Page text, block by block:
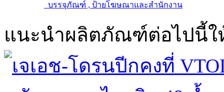
บรรจุภัณฑ์ , ป้ายโฆษณาและสำนักงาน
แนะนำผลิตภัณฑ์ต่อไปนี้